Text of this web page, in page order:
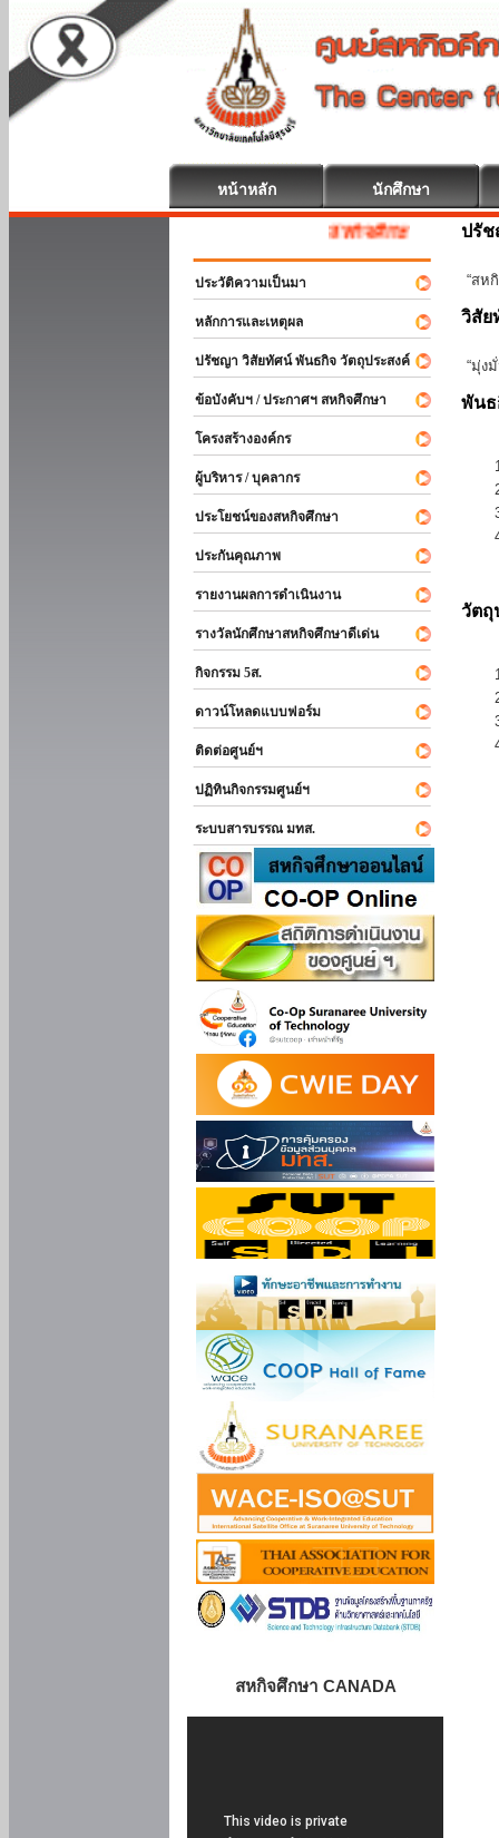
หน้าหลัก นักศึกษา
สหกิจศึกษา ยินดีต้อนรับ
ประวัติความเป็นมา
หลักการและเหตุผล
ปรัชญา วิสัยทัศน์ พันธกิจ วัตถุประสงค์
ข้อบังคับฯ / ประกาศฯ สหกิจศึกษา
โครงสร้างองค์กร
ผู้บริหาร / บุคลากร
ประโยชน์ของสหกิจศึกษา
ประกันคุณภาพ
รายงานผลการดำเนินงาน
รางวัลนักศึกษาสหกิจศึกษาดีเด่น
กิจกรรม 5ส.
ดาวน์โหลดแบบฟอร์ม
ติดต่อศูนย์ฯ
ปฏิทินกิจกรรมศูนย์ฯ
ระบบสารบรรณ มทส.
สหกิจศึกษา CANADA
ปรั
“สห
วิสัย
“มุ่ง
พัน
วัตถุ